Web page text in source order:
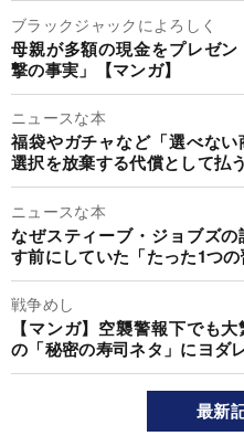
ブラックジャックによろしく
母親が多額の現金をプレゼ
撃の事実」【マンガ】
ニュースな本
福袋やガチャなど「選べない
選択を放棄する代償として払
ニュースな本
なぜスティーブ・ジョブズ
す前にしていた「たった1つの
戦争めし
【マンガ】空襲警報下でも
の「秘密の寿司ネタ」にヨダ
最新